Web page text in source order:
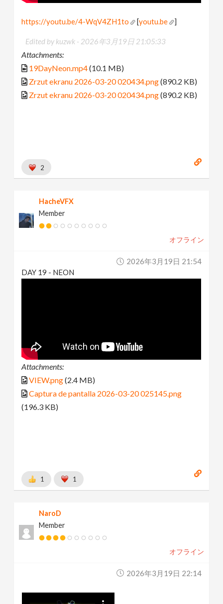
https://youtu.be/4-WqV4ZH1to [youtu.be ]
Edited by kuzwk - 2026年3月19日 21:05:33
Attachments:
19DayNeon.mp4(10.1 MB)
Zrzut ekranu 2026-03-20 020434.png(890.2 KB)
Zrzut ekranu 2026-03-20 020434.png(890.2 KB)
2
HacheVFX
Member
オフライン
2026年3月19日 21:54
DAY 19 - NEON
Attachments:
VIEW.png(2.4 MB)
Captura de pantalla 2026-03-20 025145.png
(196.3 KB)
1 1
NaroD
Member
オフライン
2026年3月19日 22:14